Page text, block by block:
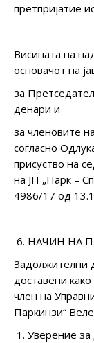
претпријатие
Висината на
основачот на
за
денари и
за членовите
согласно
присуство на
на ЈП „Парк –
4986/17 од
НАЧИН НА
Задолжителни
доставени
член на
Паркинзи“
Уверение за